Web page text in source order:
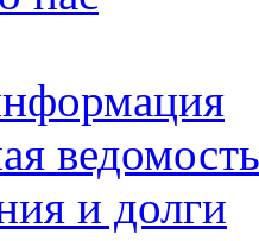
ведомость
и долги